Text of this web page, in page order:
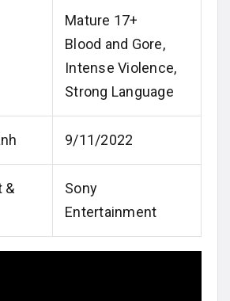
Mature 17+
Blood and Gore,
Intense Violence,
Strong Language
9/11/2022
&
Sony
Entertainment